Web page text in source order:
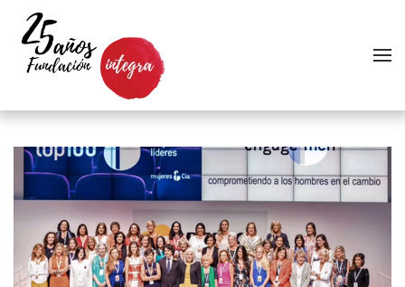
Skip to main content